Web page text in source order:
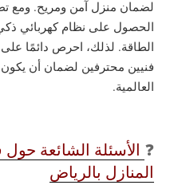
لضمان منزل آمن ومريح. ومع
الحصول على نظام كهربائي ذكي
الطاقة. لذلك، احرص دائمًا
فنيين محترفين لضمان أن يكون
العالمية.
❓ الأسئلة الشائعة
المنازل بالرياض